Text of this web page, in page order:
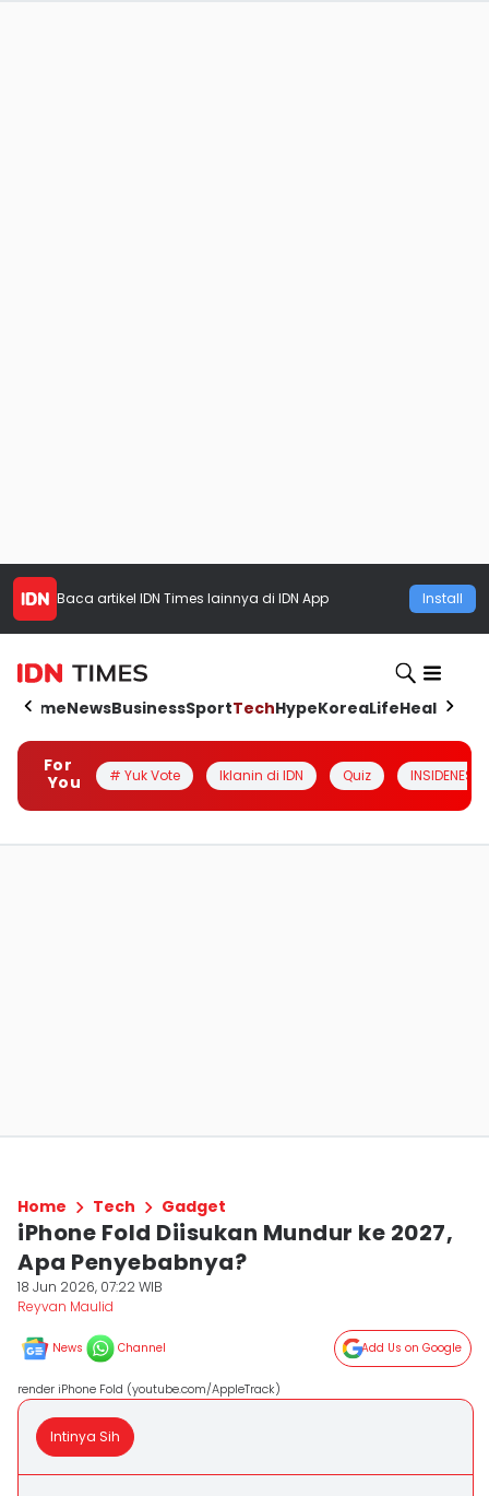
Baca artikel IDN Times lainnya di IDN App Install
HomeNewsBusinessSportTechHypeKoreaLifeHealth
For
You
# Yuk Vote Iklanin di IDN Quiz INSIDENESIA
Home Tech Gadget
iPhone Fold Diisukan Mundur ke 2027,
Apa Penyebabnya?
18 Jun 2026, 07:22 WIB
Reyvan Maulid
News Channel Add Us on Google
render iPhone Fold (youtube.com/AppleTrack)
Intinya Sih